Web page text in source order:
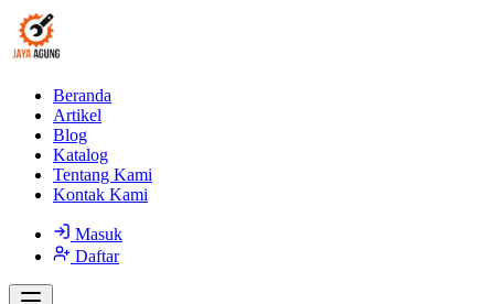
Beranda
Artikel
Blog
Katalog
Tentang Kami
Kontak Kami
Masuk
Daftar